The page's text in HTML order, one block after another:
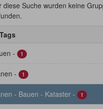
diese Suche wurden keine
Tags
- 1
- 1
- Bauen - Kataster - 1